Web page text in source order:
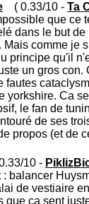
( 0.33/10 - Ta
que ce
dans le but
Mais comme je
principe qu'il
un gros con.
fautes
yorkshire. Ca
le fan de
de ses
propos (et de
10 -
balancer
de vestiaire
que ça sent